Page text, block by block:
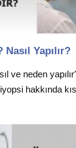
Yapılır?
ve neden
hakkında